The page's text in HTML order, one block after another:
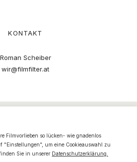
KONTAKT
Roman Scheiber
wir@filmfilter.at
Filmvorlieben so lücken- wie gnadenlos
"Einstellungen", um eine Cookieauswahl zu
Sie in unserer Datenschutzerklärung.